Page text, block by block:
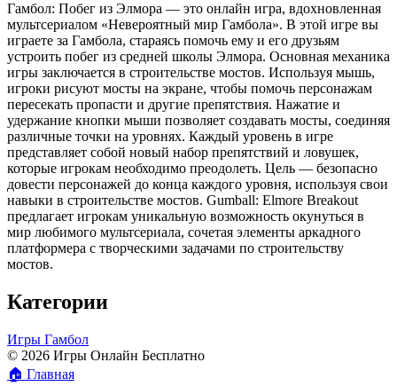
Гамбол: Побег из Элмора — это онлайн игра, вдохновленная
мультсериалом «Невероятный мир Гамбола». В этой игре вы
играете за Гамбола, стараясь помочь ему и его друзьям
устроить побег из средней школы Элмора. Основная механика
игры заключается в строительстве мостов. Используя мышь,
игроки рисуют мосты на экране, чтобы помочь персонажам
пересекать пропасти и другие препятствия. Нажатие и
удержание кнопки мыши позволяет создавать мосты, соединяя
различные точки на уровнях. Каждый уровень в игре
представляет собой новый набор препятствий и ловушек,
которые игрокам необходимо преодолеть. Цель — безопасно
довести персонажей до конца каждого уровня, используя свои
навыки в строительстве мостов. Gumball: Elmore Breakout
предлагает игрокам уникальную возможность окунуться в
мир любимого мультсериала, сочетая элементы аркадного
платформера с творческими задачами по строительству
мостов.
Категории
Игры Гамбол
© 2026 Игры Онлайн Бесплатно
🏠 Главная